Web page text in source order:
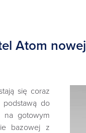
Atom nowej
się coraz
podstawą do
na gotowym
bazowej z